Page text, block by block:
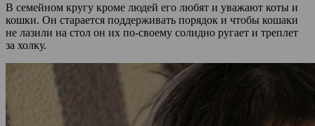
В семейном кругу кроме людей его любят и уважают коты и
кошки. Он старается поддерживать порядок и чтобы кошаки
не лазили на стол он их по-своему солидно ругает и треплет
за холку.